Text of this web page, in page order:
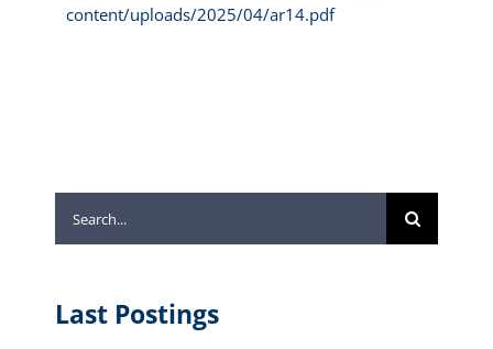
content/uploads/2025/04/ar14.pdf
for:
Last Postings